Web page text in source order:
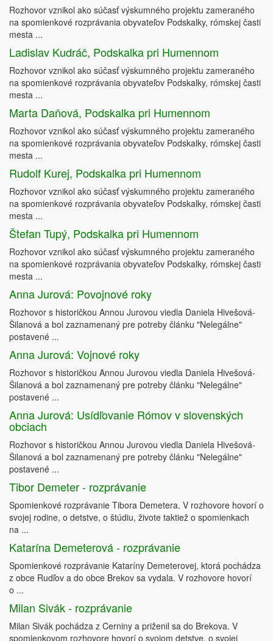
Rozhovor vznikol ako súčasť výskumného projektu zameraného
na spomienkové rozprávania obyvateľov Podskalky, rómskej časti
mesta ...
Ladislav Kudráč, Podskalka pri Humennom
Rozhovor vznikol ako súčasť výskumného projektu zameraného
na spomienkové rozprávania obyvateľov Podskalky, rómskej časti
mesta ...
Marta Daňová, Podskalka pri Humennom
Rozhovor vznikol ako súčasť výskumného projektu zameraného
na spomienkové rozprávania obyvateľov Podskalky, rómskej časti
mesta ...
Rudolf Kurej, Podskalka pri Humennom
Rozhovor vznikol ako súčasť výskumného projektu zameraného
na spomienkové rozprávania obyvateľov Podskalky, rómskej časti
mesta ...
Štefan Tupý, Podskalka pri Humennom
Rozhovor vznikol ako súčasť výskumného projektu zameraného
na spomienkové rozprávania obyvateľov Podskalky, rómskej časti
mesta ...
Anna Jurová: Povojnové roky
Rozhovor s historičkou Annou Jurovou viedla Daniela Hivešová-
Šilanová a bol zaznamenaný pre potreby článku "Nelegálne"
postavené ...
Anna Jurová: Vojnové roky
Rozhovor s historičkou Annou Jurovou viedla Daniela Hivešová-
Šilanová a bol zaznamenaný pre potreby článku "Nelegálne"
postavené ...
Anna Jurová: Usídľovanie Rómov v slovenských
obciach
Rozhovor s historičkou Annou Jurovou viedla Daniela Hivešová-
Šilanová a bol zaznamenaný pre potreby článku "Nelegálne"
postavené ...
Tibor Demeter - rozprávanie
Spomienkové rozprávanie Tibora Demetera. V rozhovore hovorí o
svojej rodine, o detstve, o štúdiu, živote taktiež o spomienkach
na ...
Katarína Demeterová - rozprávanie
Spomienkové rozprávanie Kataríny Demeterovej, ktorá pochádza
z obce Rudľov a do obce Brekov sa vydala. V rozhovore hovorí
o ...
Milan Sivák - rozprávanie
Milan Sivák pochádza z Cerniny a priženil sa do Brekova. V
spomienkovom rozhovore hovorí o svojom detstve, o svojej